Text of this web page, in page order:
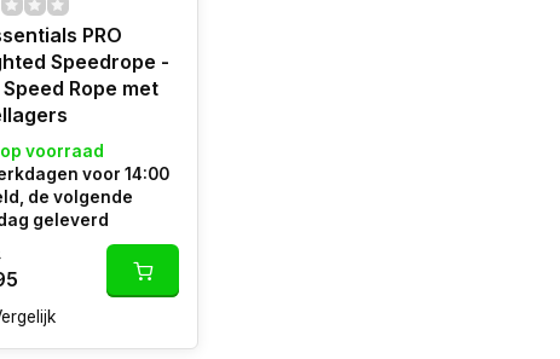
PRO
Speedrope -
Rope met
op voorraad
voor 14:00
de volgende
geleverd